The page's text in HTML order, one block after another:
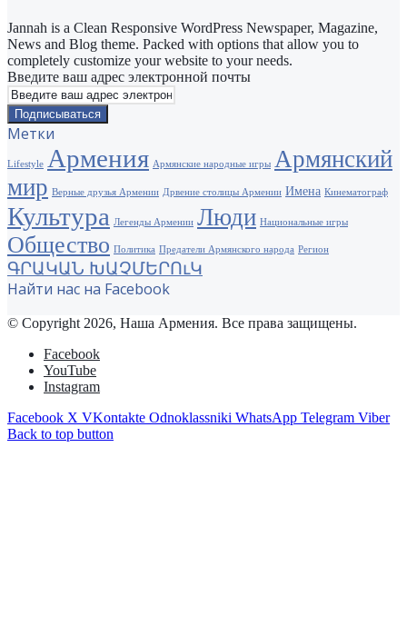
Jannah is a Clean Responsive WordPress Newspaper, Magazine,
News and Blog theme. Packed with options that allow you to
completely customize your website to your needs.
Введите ваш адрес электронной почты
Метки
Lifestyle Армения Армянские народные игры Армянский
мир Верные друзья Армении Дрвение столицы Армении Имена Кинематограф
Культура Легенды Армении Люди Национальные игры
Общество Политика Предатели Армянского народа Регион
ԳՐԱԿԱՆ ԽԱՉՄԵՐՈւԿ
Найти нас на Facebook
© Copyright 2026, Наша Армения. Все права защищены.
Facebook
YouTube
Instagram
Facebook X VKontakte Odnoklassniki WhatsApp Telegram Viber
Back to top button